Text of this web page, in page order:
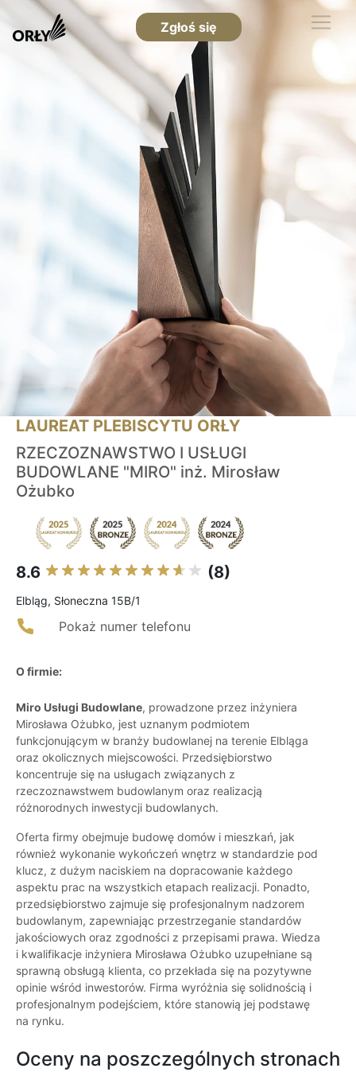
Zgłoś się
LAUREAT PLEBISCYTU ORŁY
RZECZOZNAWSTWO I USŁUGI
BUDOWLANE "MIRO" inż. Mirosław
Ożubko
8.6 (8)
Elbląg, Słoneczna 15B/1
Pokaż numer telefonu
O firmie:
Miro Usługi Budowlane, prowadzone przez inżyniera
Mirosława Ożubko, jest uznanym podmiotem
funkcjonującym w branży budowlanej na terenie Elbląga
oraz okolicznych miejscowości. Przedsiębiorstwo
koncentruje się na usługach związanych z
rzeczoznawstwem budowlanym oraz realizacją
różnorodnych inwestycji budowlanych.
Oferta firmy obejmuje budowę domów i mieszkań, jak
również wykonanie wykończeń wnętrz w standardzie pod
klucz, z dużym naciskiem na dopracowanie każdego
aspektu prac na wszystkich etapach realizacji. Ponadto,
przedsiębiorstwo zajmuje się profesjonalnym nadzorem
budowlanym, zapewniając przestrzeganie standardów
jakościowych oraz zgodności z przepisami prawa. Wiedza
i kwalifikacje inżyniera Mirosława Ożubko uzupełniane są
sprawną obsługą klienta, co przekłada się na pozytywne
opinie wśród inwestorów. Firma wyróżnia się solidnością i
profesjonalnym podejściem, które stanowią jej podstawę
na rynku.
Oceny na poszczególnych stronach